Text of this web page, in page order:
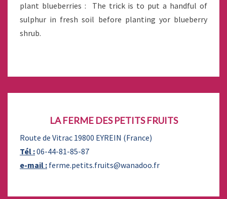
plant blueberries : The trick is to put a handful of
sulphur in fresh soil before planting yor blueberry
shrub.
LA FERME DES PETITS FRUITS
Route de Vitrac 19800 EYREIN (France)
Tél :06-44-81-85-87
e-mail : ferme.petits.fruits@wanadoo.fr